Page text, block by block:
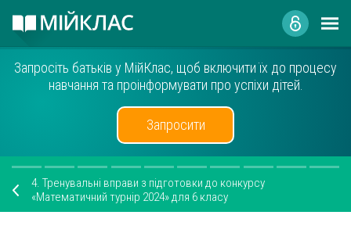
Запросіть батьків у МійКлас, щоб включити їх до процесу
навчання та проінформувати про успіхи дітей.
Запросити
4. Тренувальні вправи з підготовки до конкурсу
«Математичний турнір 2024» для 6 класу